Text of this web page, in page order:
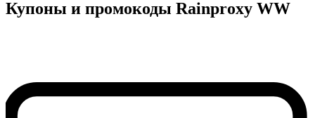
Купоны и промокоды Rainproxy WW